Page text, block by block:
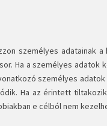
személyes adatainak
Ha a személyes adatok
személyes
Ha az érintett
e célból nem